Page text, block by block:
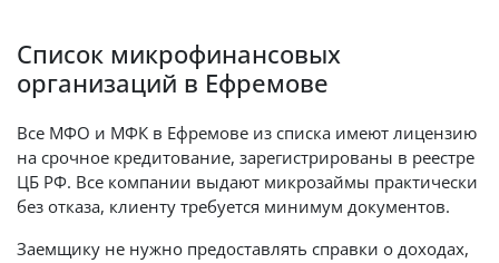
Список микрофинансовых
организаций в Ефремове
Все МФО и МФК в Ефремове из списка имеют лицензию
на срочное кредитование, зарегистрированы в реестре
ЦБ РФ. Все компании выдают микрозаймы практически
без отказа, клиенту требуется минимум документов.
Заемщику не нужно предоставлять справки о доходах,